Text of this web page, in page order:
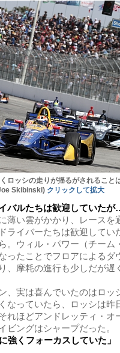
ロッシの走りが揺るがされるこ
Skibinski) クリックして拡大
バルたちは歓迎していた
い雲がかかり、レースを
ライバーたちは歓迎してい
。ウィル・パワー（チーム
ったことでフロアによるダ
、摩耗の進行も少しだが遅
実は喜んでいたのはロッ
なっていたら、ロッシは昨
れほどアンドレッティ・オ
ビングはシャープだった。
強くフォーカスしていた」